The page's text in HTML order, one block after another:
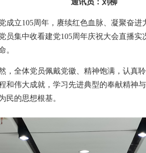
通讯员：刘柳
成立105周年，赓续红色血脉、凝聚奋进
员集中收看建党105周年庆祝大会直播
。
，全体党员佩戴党徽、精神饱满，认真
和伟大成就，学习先进典型的奉献精神
民的思想根基。